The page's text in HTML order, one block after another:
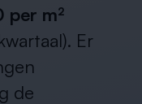
per m²
Er
de